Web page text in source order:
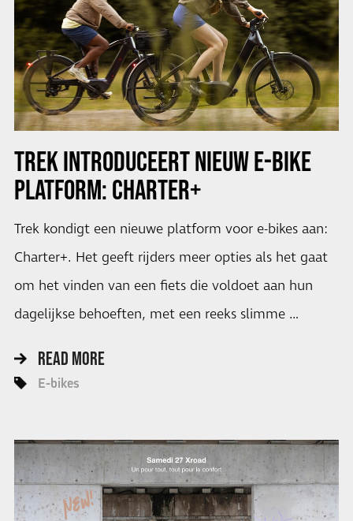
TREK INTRODUCEERT NIEUW E-BIKE
PLATFORM: CHARTER+
Trek kondigt een nieuwe platform voor e-bikes aan:
Charter+. Het geeft rijders meer opties als het gaat
om het vinden van een fiets die voldoet aan hun
dagelijkse behoeften, met een reeks slimme …
READ MORE
E-bikes